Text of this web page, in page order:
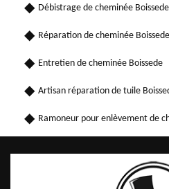
Débistrage de cheminée Boissede
Réparation de cheminée Boissede
Entretien de cheminée Boissede
Artisan réparation de tuile
Ramoneur pour enlèvement de